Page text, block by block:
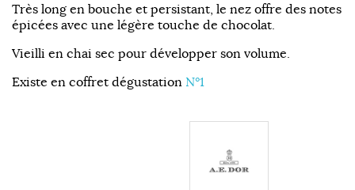
Très long en bouche et persistant, le nez offre des notes
épicées avec une légère touche de chocolat.
Vieilli en chai sec pour développer son volume.
Existe en coffret dégustation N°1